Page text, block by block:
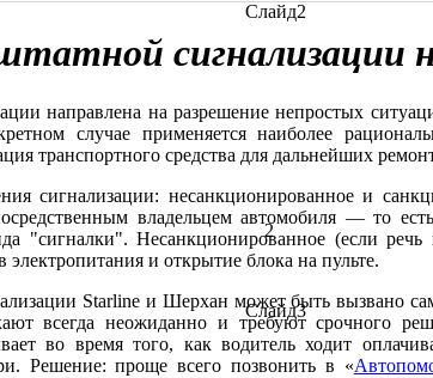
Слайд2
2
Слайд3
сигнализации
направлена на разрешение непростых
случае применяется наиболее
транспортного средства для дальнейших
сигнализации: несанкционированное и
владельцем автомобиля — то
"сигналки". Несанкционированное (если
и открытие блока на пульте.
Starline и Шерхан может быть вызвано
всегда неожиданно и требуют срочного
во время того, как водитель ходит
Решение: проще всего позвонить в «